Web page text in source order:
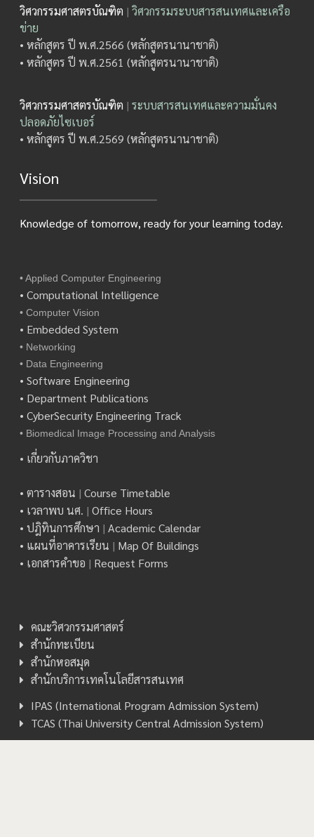
วิศวกรรมศาสตรบัณฑิต | วิศวกรรมระบบสารสนเทศและเครือ
ข่าย
• หลักสูตร ปี พ.ศ.2566 (หลักสูตรนานาชาติ)
• หลักสูตร ปี พ.ศ.2561 (หลักสูตรนานาชาติ)
วิศวกรรมศาสตรบัณฑิต | ระบบสารสนเทศและความมั่นคง
ปลอดภัยไซเบอร์
• หลักสูตร ปี พ.ศ.2569 (หลักสูตรนานาชาติ)
Vision
Knowledge of tomorrow, ready for your learning today.
• Applied Computer Engineering
• Computational Intelligence
• Computer Vision
• Embedded System
• Networking
• Data Engineering
• Software Engineering
• Department Publications
• CyberSecurity Engineering Track
• Biomedical Image Processing and Analysis
• เกี่ยวกับภาควิชา
• ตารางสอน | Course Timetable
• เวลาพบ นศ. | Office Hours
• ปฎิทินการศึกษา | Academic Calendar
• แผนที่อาคารเรียน | Map Of Buildings
• เอกสารคำขอ | Request Forms
คณะวิศวกรรมศาสตร์
สำนักทะเบียน
สำนักหอสมุด
สำนักบริการเทคโนโลยีสารสนเทศ
IPAS (International Program Admission System)
TCAS (Thai University Central Admission System)